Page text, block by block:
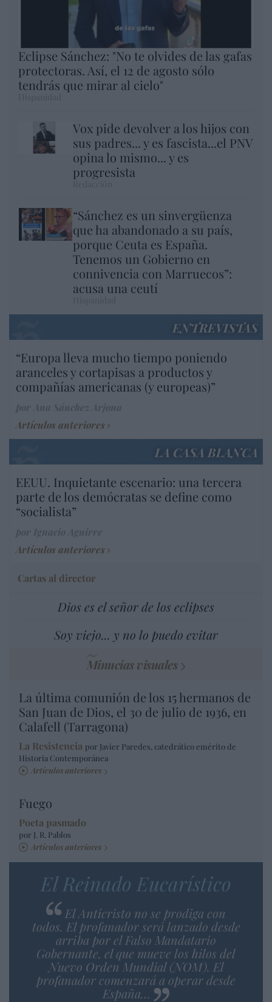
Eclipse Sánchez: "No te olvides de las gafas
protectoras. Así, el 12 de agosto sólo
tendrás que mirar al cielo"
Vox pide devolver a los hijos con
sus padres... y es fascista...el PNV
opina lo mismo... y es
progresista
“Sánchez es un sinvergüenza
que ha abandonado a su país,
porque Ceuta es España.
Tenemos un Gobierno en
connivencia con Marruecos”:
acusa una ceutí
ENTREVISTAS
“Europa lleva mucho tiempo poniendo
aranceles y cortapisas a productos y
compañías americanas (y europeas)”
Artículos anteriores
LA CASA BLANCA
EEUU. Inquietante escenario: una tercera
parte de los demócratas se define como
“socialista”
Artículos anteriores
Cartas al director
Dios es el señor de los eclipses
Soy viejo... y no lo puedo evitar
Minucias visuales
La última comunión de los 15 hermanos de
San Juan de Dios, el 30 de julio de 1936, en
Calafell (Tarragona)
La Resistencia por Javier Paredes, catedrático emérito de
Historia Contemporánea
Artículos anteriores
Fuego
Poeta pasmado
por J. R. Pablos
Artículos anteriores
El Reinado Eucarístico
El Anticristo no se prodiga con
todos. El profanador será lanzado desde
arriba por el Falso Mandatario
Gobernante, el que mueve los hilos del
Nuevo Orden Mundial (NOM). El
profanador comenzará a operar desde
España…